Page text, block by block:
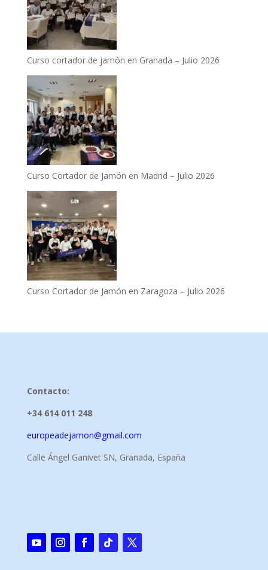
Curso cortador de jamón en Granada – Julio 2026
Curso Cortador de Jamón en Madrid – Julio 2026
Curso Cortador de Jamón en Zaragoza – Julio 2026
Contacto:
+34 614 011 248
europeadejamon@gmail.com
Calle Ángel Ganivet SN, Granada, España